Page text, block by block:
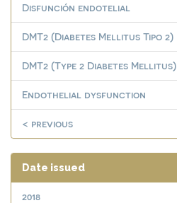
Disfunción endotelial
DMT2 (Diabetes Mellitus Tipo 2)
DMT2 (Type 2 Diabetes Mellitus)
Endothelial dysfunction
< previous
Date issued
2018